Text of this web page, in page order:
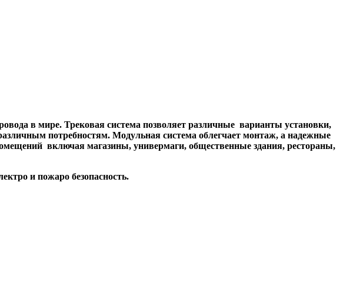
в мире. Трековая система позволяет различные варианты установки,
потребностям. Модульная система облегчает монтаж, а надежные
включая магазины, универмаги, общественные здания, рестораны,
и пожаро безопасность.